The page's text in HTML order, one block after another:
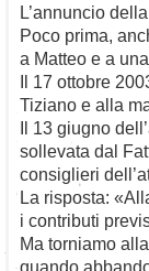
L’annuncio
Poco prima,
a Matteo e a
Il 17 ottobre
Tiziano e alla
Il 13 giugno
sollevata dal
consiglieri
La risposta:
i contributi
Ma torniamo
quando